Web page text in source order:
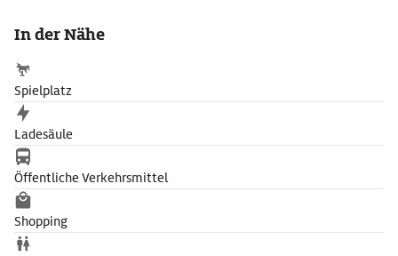
In der Nähe
Spielplatz
Ladesäule
Öffentliche Verkehrsmittel
Shopping